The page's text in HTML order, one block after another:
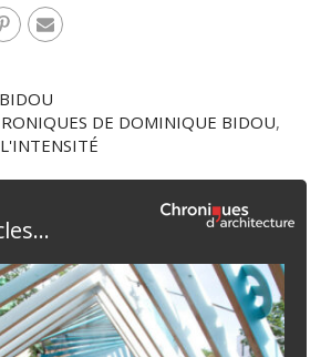
DE DOMINIQUE BIDOU,